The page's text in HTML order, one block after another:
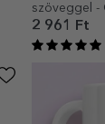
szöveggel -
2 961 Ft